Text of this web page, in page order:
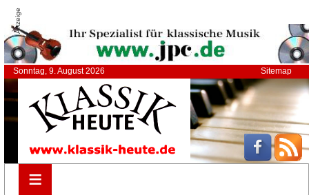
Anzeige
Sonntag, 9. August 2026 Sitemap
≡
≡